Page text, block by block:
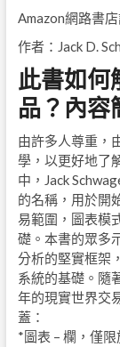
Amazon網路書
作者：Jack D.
此書如何
品？內容
由許多人尊重，
學，以更好地了
中，Jack
的名稱，用於開
易範圍，圖表模
礎。本書的眾多
分析的堅實框架
系統的基礎。隨
年的現實世界交
蓋：
*圖表 – 欄，僅